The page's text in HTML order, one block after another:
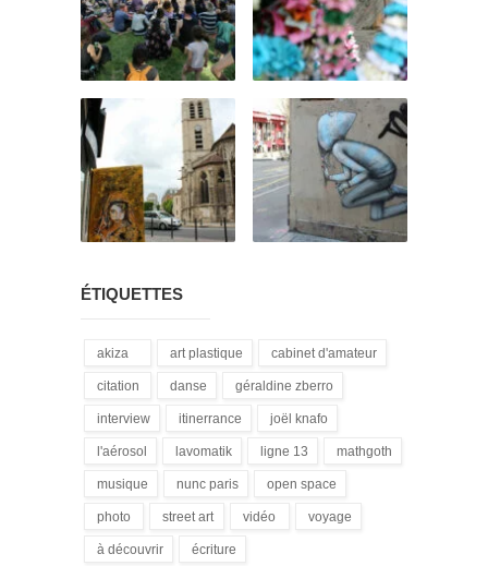
ÉTIQUETTES
akiza
(21)
art plastique
(28)
cabinet d'amateur
(12)
citation
(18)
danse
(1)
géraldine zberro
interview
(15)
itinerrance
(16)
joël knafo
(3)
l'aérosol
(14)
lavomatik
(31)
ligne 13
(4)
mathgoth
musique
(13)
nunc paris
(5)
open space
photo
(3)
street art
(172)
vidéo
voyage
à découvrir écriture